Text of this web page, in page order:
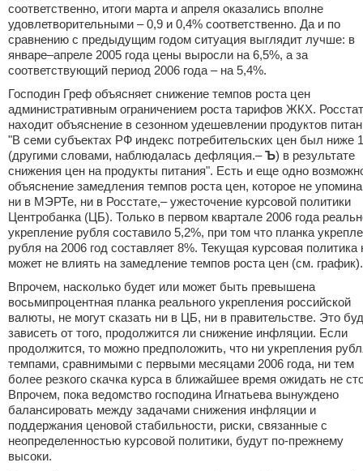
соответственно, итоги марта и апреля оказались вполне
удовлетворительными – 0,9 и 0,4% соответственно. Да и по
сравнению с предыдущим годом ситуация выглядит лучше: в
январе–апреле 2005 года цены выросли на 6,5%, а за
соответствующий период 2006 года – на 5,4%.
Господин Греф объясняет снижение темпов роста цен
административным ограничением роста тарифов ЖКХ. Росстат
находит объяснение в сезонном удешевлении продуктов
"В семи субъектах РФ индекс потребительских цен был ниже
(другими словами, наблюдалась дефляция.–Ъ) в результате
снижения цен на продукты питания". Есть и еще одно
объяснение замедления темпов роста цен, которое не
ни в МЭРТе, ни в Росстате,– ужесточение курсовой политики
Центробанка (ЦБ). Только в первом квартале 2006 года
укрепление рубля составило 5,2%, при том что планка
рубля на 2006 год составляет 8%. Текущая курсовая политика
может не влиять на замедление темпов роста цен (см. график).
Впрочем, насколько будет или может быть превышена
восьмипроцентная планка реального укрепления российской
валюты, не могут сказать ни в ЦБ, ни в правительстве. Это
зависеть от того, продолжится ли снижение инфляции. Если
продолжится, то можно предположить, что ни укрепления
темпами, сравнимыми с первыми месяцами 2006 года, ни тем
более резкого скачка курса в ближайшее время ожидать не
Впрочем, пока ведомство господина Игнатьева вынуждено
балансировать между задачами снижения инфляции и
поддержания ценовой стабильности, риски, связанные с
неопределенностью курсовой политики, будут по-прежнему
высоки.